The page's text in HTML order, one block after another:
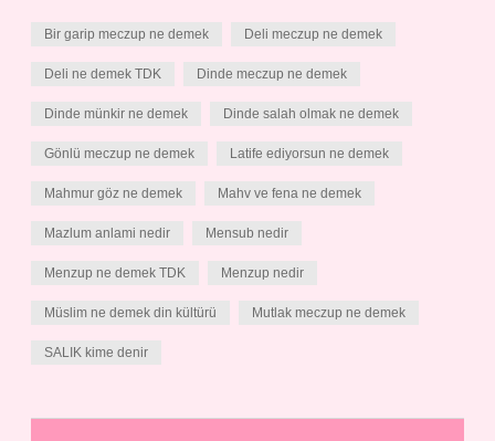
Bir garip meczup ne demek Deli meczup ne demek
Deli ne demek TDK Dinde meczup ne demek
Dinde münkir ne demek Dinde salah olmak ne demek
Gönlü meczup ne demek Latife ediyorsun ne demek
Mahmur göz ne demek Mahv ve fena ne demek
Mazlum anlami nedir Mensub nedir
Menzup ne demek TDK Menzup nedir
Müslim ne demek din kültürü Mutlak meczup ne demek
SALIK kime denir